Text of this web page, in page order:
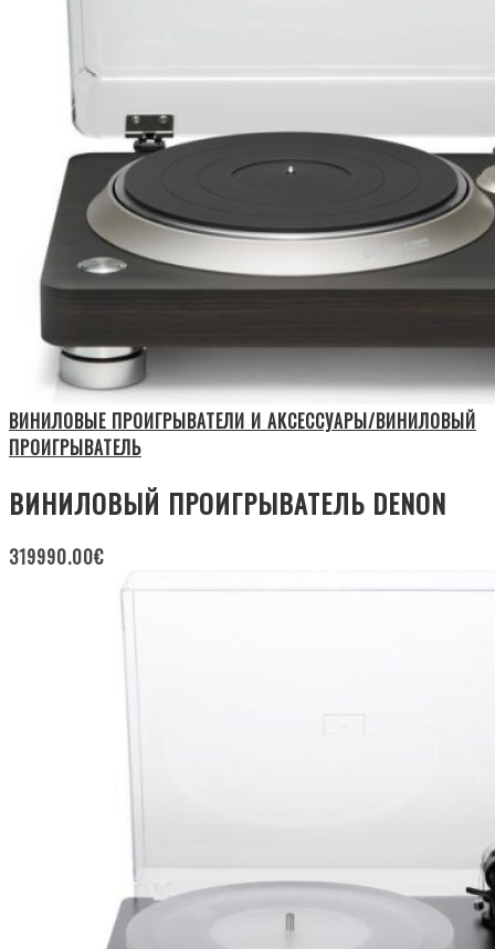
ВИНИЛОВЫЕ ПРОИГРЫВАТЕЛИ И АКСЕССУАРЫ/ВИНИЛОВЫЙ
ПРОИГРЫВАТЕЛЬ
ВИНИЛОВЫЙ ПРОИГРЫВАТЕЛЬ DENON
319990.00€